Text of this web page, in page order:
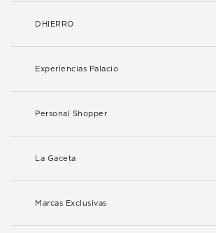
DHIERRO
Experiencias Palacio
Personal Shopper
La Gaceta
Marcas Exclusivas